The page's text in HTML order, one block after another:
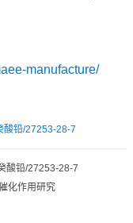
manufacture/
酸铅/27253-28-7
酸铅/27253-28-7
化作用研究